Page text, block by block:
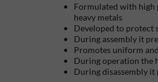
Formulated with high
heavy metals
Developed to protect
During assembly it
Promotes uniform
During operation the
During disassembly it